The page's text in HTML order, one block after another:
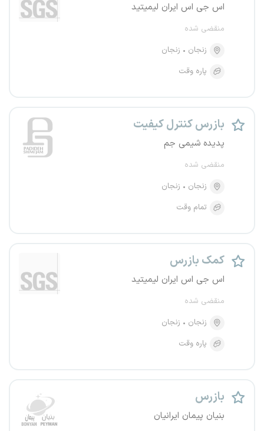
اس جی اس ایران لیمیتید
منقضی شده
زنجان
زنجان
پاره وقت
بازرس کنترل کیفیت
پدیده شیمی جم
منقضی شده
زنجان
زنجان
تمام وقت
کمک بازرس
اس جی اس ایران لیمیتید
منقضی شده
زنجان
زنجان
پاره وقت
بازرس
بنیان پیمان ایرانیان